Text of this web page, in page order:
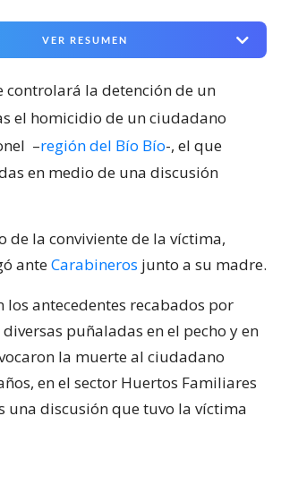
VER RESUMEN
controlará la detención de un
el homicidio de un ciudadano
–región del Bío Bío-, el que
en medio de una discusión
de la conviviente de la víctima,
anteCarabineros junto a su madre.
los antecedentes recabados por
diversas puñaladas en el pecho y en
la muerte al ciudadano
en el sector Huertos Familiares
una discusión que tuvo la víctima